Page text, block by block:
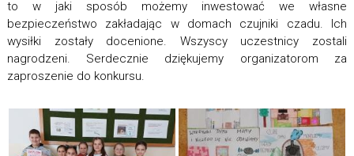
to w jaki sposób możemy inwestować we własne
bezpieczeństwo zakładając w domach czujniki czadu. Ich
wysiłki zostały docenione. Wszyscy uczestnicy zostali
nagrodzeni. Serdecznie dziękujemy organizatorom za
zaproszenie do konkursu.